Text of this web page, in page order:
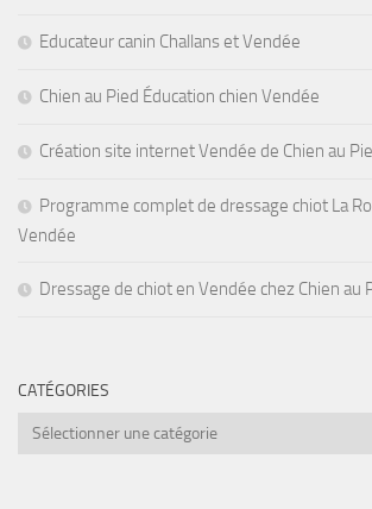
Educateur canin Challans et Vendée
Chien au Pied Éducation chien Vendée
Création site internet Vendée de Chien au
Programme complet de dressage chiot La
Vendée
Dressage de chiot en Vendée chez Chien au
CATÉGORIES
Catégories